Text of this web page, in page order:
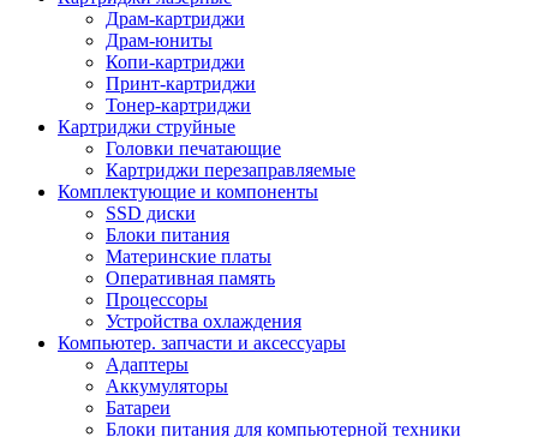
Драм-картриджи
Драм-юниты
Копи-картриджи
Принт-картриджи
Тонер-картриджи
Картриджи струйные
Головки печатающие
Картриджи перезаправляемые
Комплектующие и компоненты
SSD диски
Блоки питания
Материнские платы
Оперативная память
Процессоры
Устройства охлаждения
Компьютер. запчасти и аксессуары
Адаптеры
Аккумуляторы
Батареи
Блоки питания для компьютерной техники